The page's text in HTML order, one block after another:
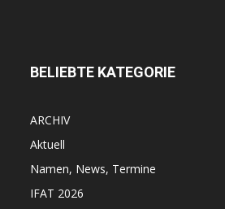
BELIEBTE KATEGORIE
ARCHIV
Aktuell
Namen, News, Termine
IFAT 2026